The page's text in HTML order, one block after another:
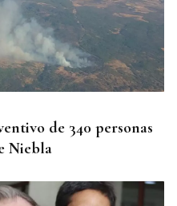
creciendo junto a
de 340 personas
Niebla